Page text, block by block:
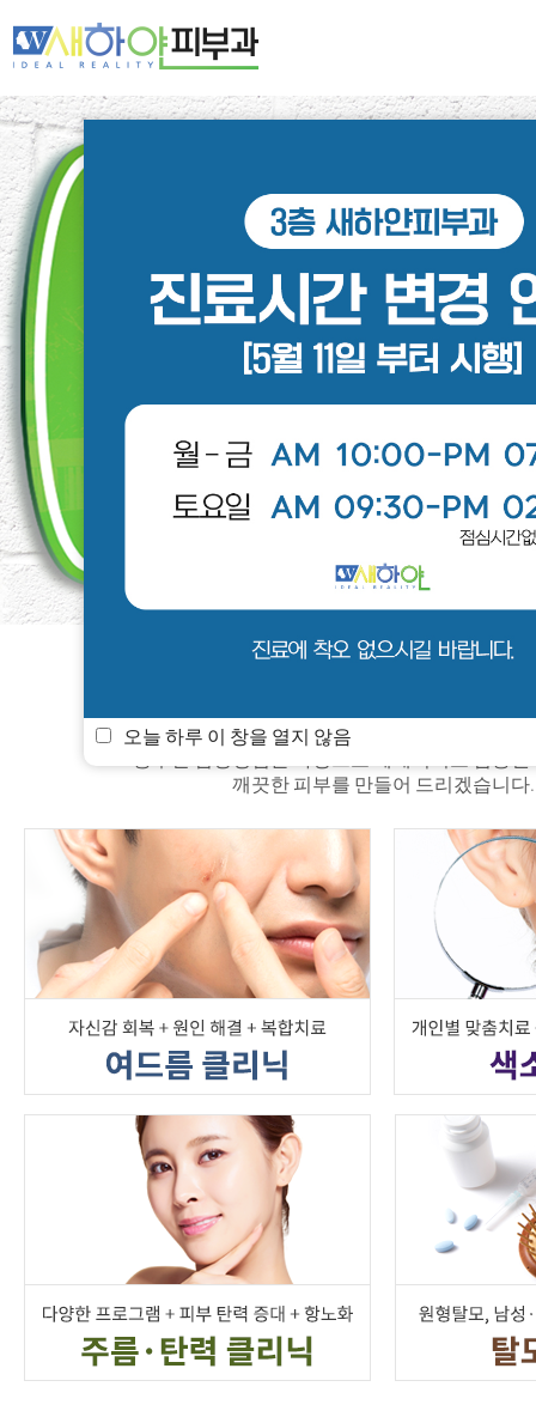
오늘 하루 이 창을 열지 않음
새하얀 네트워크
기미·색소·홍조
주름·탄력
제모·모발
피부클리닉
레이저클리닉
스페셜클리닉
새하얀 소식
진료안내
깨끗한 피부를 만들어 드리겠습니다.